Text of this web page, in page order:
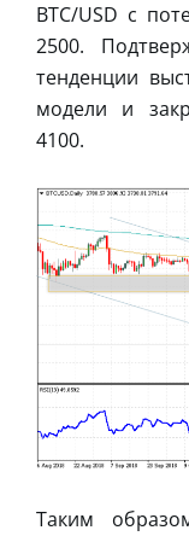
BTC/USD с
2500.
тенденции
модели и
4100.
Таким